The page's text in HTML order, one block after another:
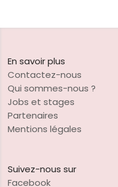
En savoir plus
Contactez-nous
Qui sommes-nous ?
Jobs et stages
Partenaires
Mentions légales
Suivez-nous sur
Facebook